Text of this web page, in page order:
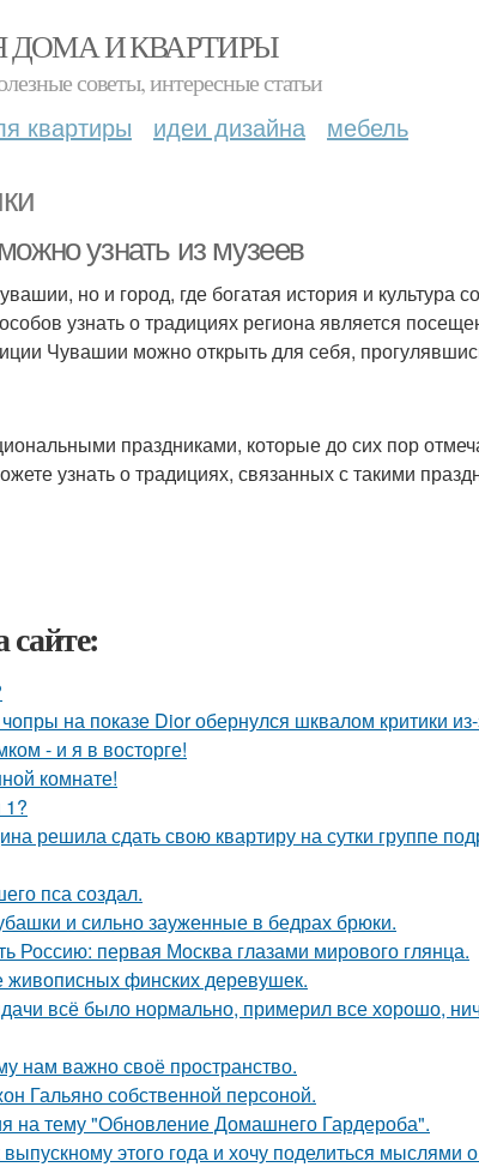
ДОМА И КВАРТИРЫ
советы, интересные статьи
квартиры идеи дизайна мебель
узнать из музеев
но и город, где богатая история и культура
узнать о традициях региона является
Чувашии можно открыть для себя,
праздниками, которые до сих пор
узнать о традициях, связанных с такими
сайте:
на показе Dior обернулся шквалом критики
- и я в восторге!
комнате!
1?
решила сдать свою квартиру на сутки группе
пса создал.
и сильно зауженные в бедрах брюки.
Россию: первая Москва глазами мирового глянца.
финских деревушек.
всё было нормально, примерил все хорошо,
нам важно своё пространство.
Гальяно собственной персоной.
на тему "Обновление Домашнего Гардероба".
этого года и хочу поделиться мыслями